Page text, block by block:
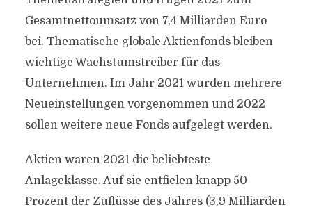
Gesamtnettoumsatz von 7,4 Milliarden Euro
bei. Thematische globale Aktienfonds bleiben
wichtige Wachstumstreiber für das
Unternehmen. Im Jahr 2021 wurden mehrere
Neueinstellungen vorgenommen und 2022
sollen weitere neue Fonds aufgelegt werden.
Aktien waren 2021 die beliebteste
Anlageklasse. Auf sie entfielen knapp 50
Prozent der Zuflüsse des Jahres (3,9 Milliarden